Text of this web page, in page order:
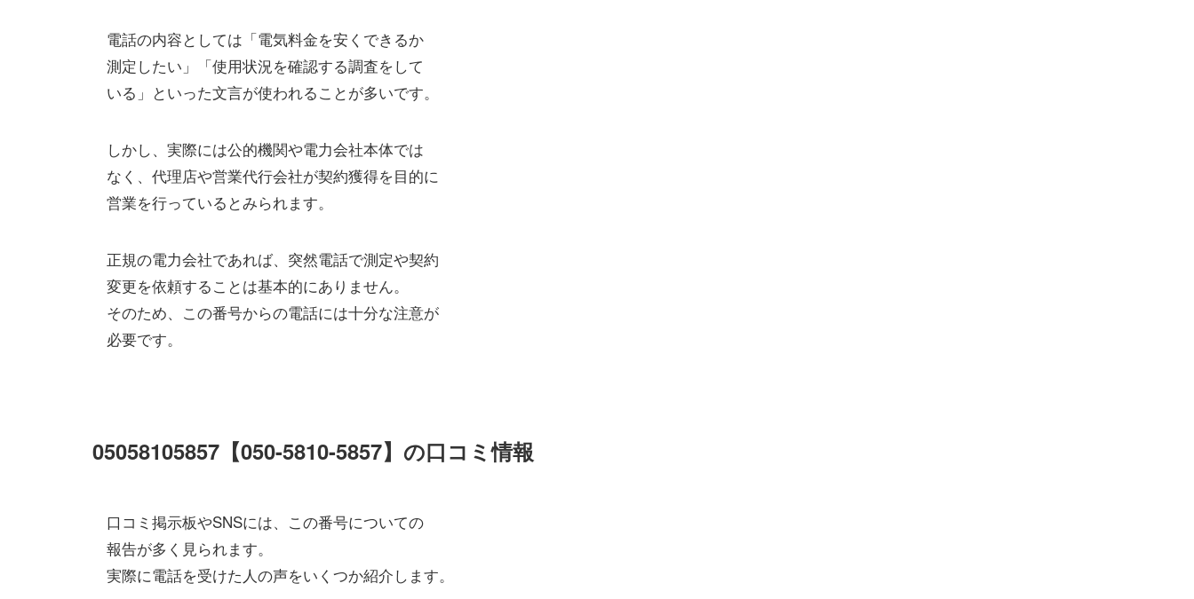
電話の内容としては「電気料金を安くできるか
測定したい」「使用状況を確認する調査をして
いる」といった文言が使われることが多いです。
しかし、実際には公的機関や電力会社本体では
なく、代理店や営業代行会社が契約獲得を目的に
営業を行っているとみられます。
正規の電力会社であれば、突然電話で測定や契約
変更を依頼することは基本的にありません。
そのため、この番号からの電話には十分な注意が
必要です。
05058105857【050-5810-5857】の口コミ情報
口コミ掲示板やSNSには、この番号についての
報告が多く見られます。
実際に電話を受けた人の声をいくつか紹介します。